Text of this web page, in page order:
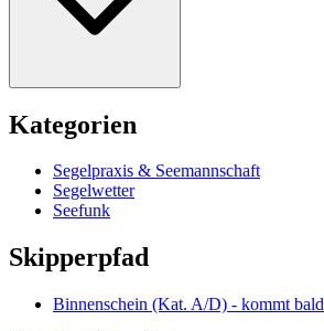
Kategorien
Segelpraxis & Seemannschaft
Segelwetter
Seefunk
Skipperpfad
Binnenschein (Kat. A/D) - kommt bald